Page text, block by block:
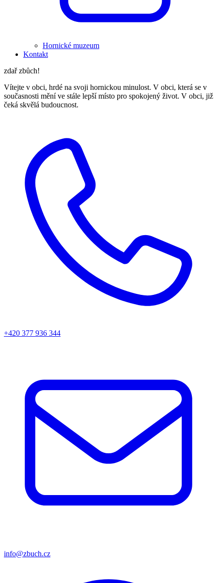
Hornické muzeum
Kontakt
zdař zbůch!
Vítejte v obci, hrdé na svoji hornickou minulost. V obci, která se v
současnosti mění ve stále lepší místo pro spokojený život. V obci, již
čeká skvělá budoucnost.
+420 377 936 344
info@zbuch.cz